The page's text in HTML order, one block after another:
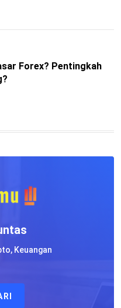
Forex? Pentingkah
Keuangan